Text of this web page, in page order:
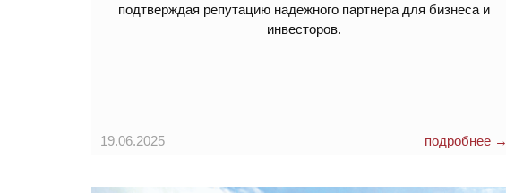
подтверждая репутацию надежного партнера для бизнеса и
инвесторов.
19.06.2025 подробнее →